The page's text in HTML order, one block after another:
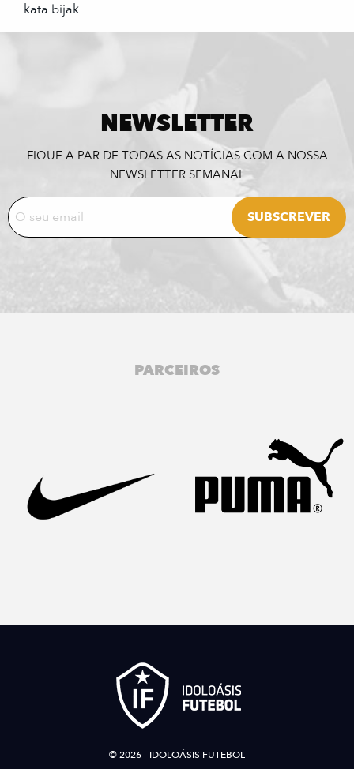
kata bijak
NEWSLETTER
FIQUE A PAR DE TODAS AS NOTÍCIAS COM A NOSSA
NEWSLETTER SEMANAL
PARCEIROS
© 2026 - IDOLOÁSIS FUTEBOL